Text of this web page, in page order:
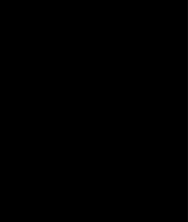
Selamat